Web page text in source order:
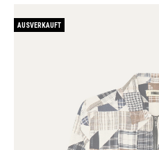
AUSVERKAUFT